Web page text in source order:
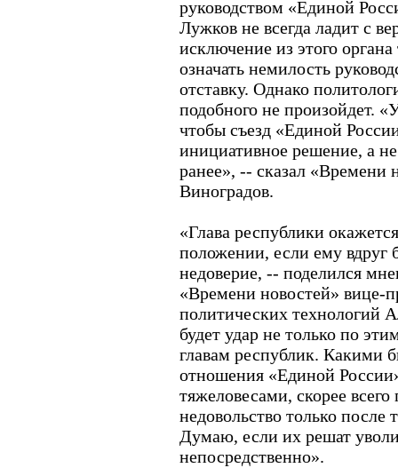
руководством «Единой
Лужков не всегда ладит с
исключение из этого
означать немилость
отставку. Однако
подобного не произойдет.
чтобы съезд «Единой
инициативное решение, а
ранее», -- сказал «Времени
Виноградов.
«Глава республики
положении, если ему вдруг
недоверие, -- поделился
«Времени новостей» вице-
политических технологий
будет удар не только по
главам республик. Какими
отношения «Единой
тяжеловесами, скорее
недовольство только после
Думаю, если их решат
непосредственно».